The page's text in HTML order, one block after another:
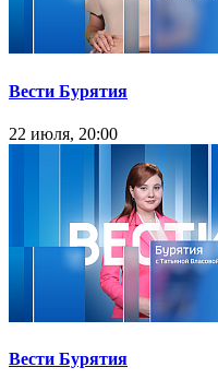
Вести Бурятия
22 июля, 20:00
Вести Бурятия